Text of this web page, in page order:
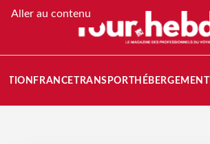
Aller au contenu
FRANCETRANSPORT HÉBERGEMENT